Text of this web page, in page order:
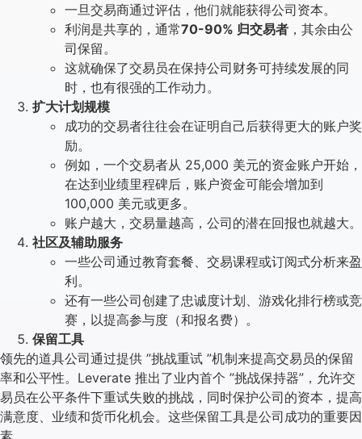
一旦交易商通过评估，他们就能获得公司资本。
利润是共享的，通常70-90% 归交易者 ，其余由公
司保留。
这就确保了交易员在保持公司财务可持续发展的同
时，也有很强的工作动力。
扩大计划规模
成功的交易者往往会在证明自己后获得更大的账户奖
励。
例如，一个交易者从 25,000 美元的资金账户开始，
在达到业绩里程碑后，账户资金可能会增加到
100,000 美元或更多。
账户越大，交易量越高，公司的潜在回报也就越大。
社区及辅助服务
一些公司通过教育套餐、交易课程或订阅式分析来盈
利。
还有一些公司创建了忠诚度计划、游戏化排行榜或竞
赛，以提高参与度（和报名费）。
保留工具
领先的道具公司通过提供 ”挑战重试 ”机制来提高交易员的保留
率和公平性。Leverate 推出了业内首个 ”挑战保持器”，允许交
易员在公平条件下重试失败的挑战，同时保护公司的资本，提高
满意度、业绩和货币化机会。这些保留工具是公司成功的重要因